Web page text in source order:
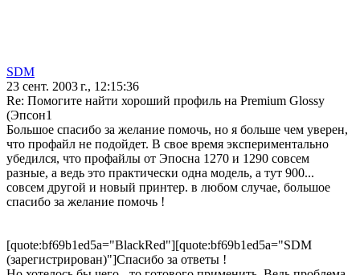
SDM
23 сент. 2003 г., 12:15:36
Re: Помогите найти хороший профиль на Premium Glossy
(Эпсон1
Большое спасибо за желание помочь, но я больше чем уверен,
что профайл не подойдет. В свое время экспериментально
убедился, что профайлы от Эпосна 1270 и 1290 совсем
разные, а ведь это практически одна модель, а тут 900...
совсем другой и новый принтер. в любом случае, большое
спасибо за желание помочь !
[quote:bf69b1ed5a="BlackRed"][quote:bf69b1ed5a="SDM
(зарегистрирован)"]Спасибо за ответы !